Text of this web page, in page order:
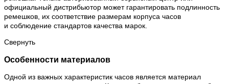
официальный дистрибьютор может гарантировать подлинность
ремешков, их соответствие размерам корпуса часов
и соблюдение стандартов качества марок.
Свернуть
Особенности материалов
Одной из важных характеристик часов является материал